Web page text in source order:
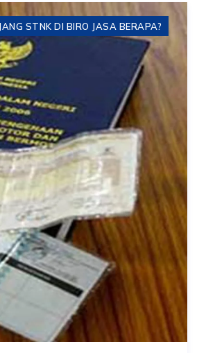
STNK DI BIRO JASA BERAPA?